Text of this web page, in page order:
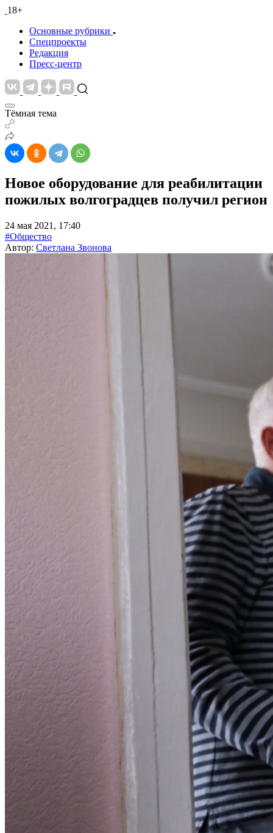
18+
Основные рубрики
Спецпроекты
Редакция
Пресс-центр
Тёмная тема
Новое оборудование для реабилитации
пожилых волгоградцев получил регион
24 мая 2021, 17:40
#Общество
Автор: Светлана Звонова